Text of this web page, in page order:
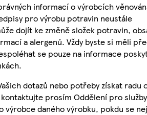
informací o výrobcích
pro výrobu potravin neustále
dojít ke změně složek potravin,
a alergenů. Vždy byste si měli
se pouze na informace
dotazů nebo potřeby získat radu
kontaktujte prosím Oddělení pro služby
výrobce daného výrobku, pokdu se